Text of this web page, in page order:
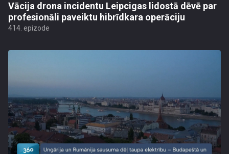
Vācija drona incidentu Leipcigas lidostā dēvē par
profesionāli paveiktu hibrīdkara operāciju
414. epizode